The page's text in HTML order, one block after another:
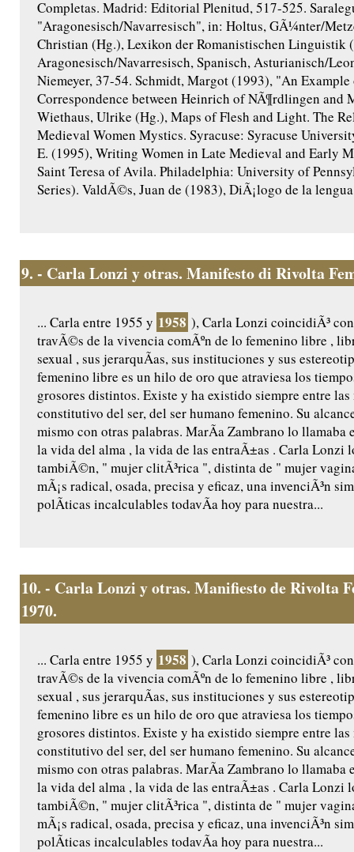
Completas. Madrid: Editorial Plenitud, 517-525.
"Aragonesisch/Navarresisch", in: Holtus, GÃ¼nter/
Christian (Hg.), Lexikon der Romanistischen Linguistik
Aragonesisch/Navarresisch, Spanisch, Asturianisch/
Niemeyer, 37-54. Schmidt, Margot (1993), "An
Correspondence between Heinrich of NÃ¶rdlingen and
Wiethaus, Ulrike (Hg.), Maps of Flesh and Light. The
Medieval Women Mystics. Syracuse: Syracuse
E. (1995), Writing Women in Late Medieval and Early
Saint Teresa of Avila. Philadelphia: University of
Series). ValdÃ©s, Juan de (1983), DiÃ¡logo de la
9. - Carla Lonzi y otras. Manifesto di Rivolta
... Carla entre 1955 y 1958 ), Carla Lonzi coincidiÃ³
travÃ©s de la vivencia comÃºn de lo femenino libre ,
sexual , sus jerarquÃ­as, sus instituciones y sus
femenino libre es un hilo de oro que atraviesa los
grosores distintos. Existe y ha existido siempre entre
constitutivo del ser, del ser humano femenino. Su
mismo con otras palabras. MarÃ­a Zambrano lo
la vida del alma , la vida de las entraÃ±as . Carla Lonzi
tambiÃ©n, " mujer clitÃ³rica ", distinta de " mujer
mÃ¡s radical, osada, precisa y eficaz, una invenciÃ³n
polÃ­ticas incalculables todavÃ­a hoy para nuestra...
10. - Carla Lonzi y otras. Manifiesto de Rivolta
1970.
... Carla entre 1955 y 1958 ), Carla Lonzi coincidiÃ³
travÃ©s de la vivencia comÃºn de lo femenino libre ,
sexual , sus jerarquÃ­as, sus instituciones y sus
femenino libre es un hilo de oro que atraviesa los
grosores distintos. Existe y ha existido siempre entre
constitutivo del ser, del ser humano femenino. Su
mismo con otras palabras. MarÃ­a Zambrano lo
la vida del alma , la vida de las entraÃ±as . Carla Lonzi
tambiÃ©n, " mujer clitÃ³rica ", distinta de " mujer
mÃ¡s radical, osada, precisa y eficaz, una invenciÃ³n
polÃ­ticas incalculables todavÃ­a hoy para nuestra...